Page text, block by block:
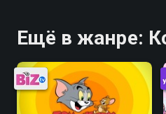
Ещё в жанре: